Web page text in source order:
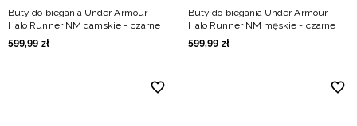
Buty do biegania Under Armour
Halo Runner NM damskie - czarne
599,99 zł
Buty do biegania Under Armour
Halo Runner NM męskie - czarne
599,99 zł